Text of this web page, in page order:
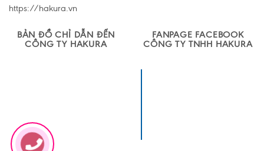
https://hakura.vn
BẢN ĐỒ CHỈ DẪN ĐẾN
CÔNG TY HAKURA
FANPAGE FACEBOOK
CÔNG TY TNHH HAKURA